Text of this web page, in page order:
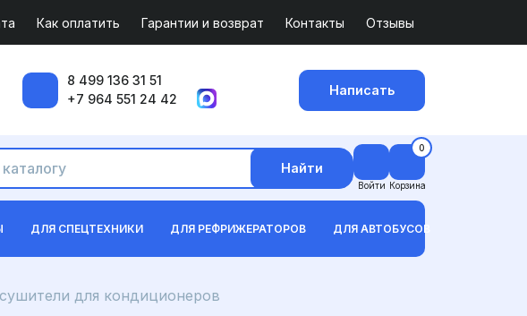
Как оплатить Гарантии и возврат Контакты Отзывы
8 499 136 31 51
+7 964 551 24 42
Написать
Найти
Войти
0
Корзина
ДЛЯ СПЕЦТЕХНИКИ ДЛЯ РЕФРИЖЕРАТОРОВ ДЛЯ АВТОБУСОВ
для кондиционеров